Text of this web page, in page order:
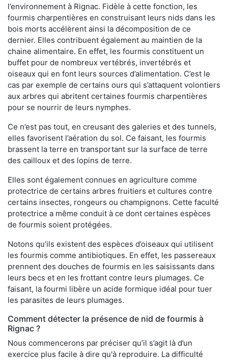
l’environnement à Rignac. Fidèle à cette fonction, les
fourmis charpentières en construisant leurs nids dans les
bois morts accélèrent ainsi la décomposition de ce
dernier. Elles contribuent également au maintien de la
chaine alimentaire. En effet, les fourmis constituent un
buffet pour de nombreux vertébrés, invertébrés et
oiseaux qui en font leurs sources d’alimentation. C’est le
cas par exemple de certains ours qui s’attaquent volontiers
aux arbres qui abritent certaines fourmis charpentières
pour se nourrir de leurs nymphes.
Ce n’est pas tout, en creusant des galeries et des tunnels,
elles favorisent l’aération du sol. Ce faisant, les fourmis
brassent la terre en transportant sur la surface de terre
des cailloux et des lopins de terre.
Elles sont également connues en agriculture comme
protectrice de certains arbres fruitiers et cultures contre
certains insectes, rongeurs ou champignons. Cette faculté
protectrice a même conduit à ce dont certaines espèces
de fourmis soient protégées.
Notons qu’ils existent des espèces d’oiseaux qui utilisent
les fourmis comme antibiotiques. En effet, les passereaux
prennent des douches de fourmis en les saisissants dans
leurs becs et en les frottant contre leurs plumages. Ce
faisant, la fourmi libère un acide formique idéal pour tuer
les parasites de leurs plumages.
Comment détecter la présence de nid de fourmis à
Rignac ?
Nous commencerons par préciser qu’il s’agit là d’un
exercice plus facile à dire qu'à reproduire. La difficulté